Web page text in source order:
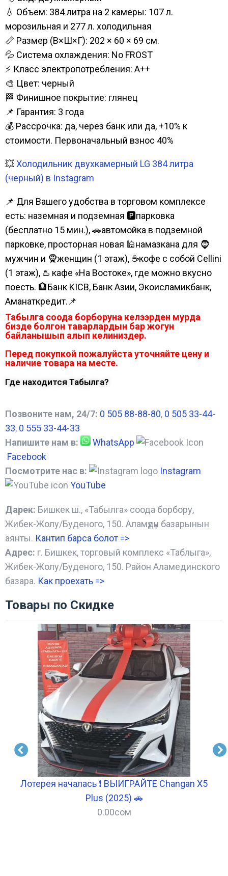
💧 Объем: 384 литра на 2 камеры: 107 л.
морозильная и 277 л. холодильная
📏 Размер (В×Ш×Г): 202 × 60 × 69 см.
💦 Система охлаждения: No FROST
⚡ Класс электропотребления: А++
🎨 Цвет: черный
🏁 Финишное покрытие: глянец
📌 Гарантия: 3 года
💰 Рассрочка: да, через банк или да, +10% к
стоимости. Первоначальный взнос 40%
💥Холодильник двухкамерный LG 384 литра
(черный) в Instagram
📌 Для Вашего удобства в торговом комплексе
есть: наземная и подземная 🅿парковка
(бесплатно 15 мин.), 🚗автомойка в подземной
парковке, просторная новая 🕌намазкана для 🧔
мужчин и 🧕женщин (1 этаж), ☕кофе с собой Cellini
(1 этаж), ♨️ кафе «На Востоке», где можно вкусно
поесть. 🏦Банк KICB, Банк Азии, Экоисламикбанк,
Аманаткредит.📌
Табылга соода борборуна келээрден мурда
бизде болгон таварлардын бар жогун
байланышып алып келиниздер.
Перед покупкой пожалуйста уточняйте цену и
наличие товара на месте.
Где находится Табылга?
Позвоните нам, 24/7: 0 505 88-88-80, 0 505 33-44-
33, 0 555 33-44-33
Напишите нам в:
WhatsApp
Facebook
Посмотрите нас в:
Instagram
YouTube
Дарек: Бишкек ш., «Табылга» соода борбору,
Жибек-Жолу/Буденого, 150. Аламүдүн базарынын
аянты. Кантип барса болот =>
Адрес: г. Бишкек, торговый комплекс «Таблыга»,
Жибек-Жолу/Буденого, 150. Район Аламединского
базара. Как проехать =>
Товары по Скидке
Лотерея началась ❗ ВЫИГРАЙТЕ Changan X5
Plus (2025) 🚗
0.00сом